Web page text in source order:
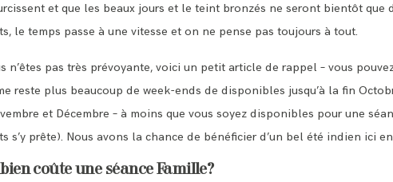
et que les beaux jours et le teint bronzés ne seront bientôt que
le temps passe à une vitesse et on ne pense pas toujours à tout.
n’êtes pas très prévoyante, voici un petit article de rappel – vous
reste plus beaucoup de week-ends de disponibles jusqu’à la fin
et Décembre – à moins que vous soyez disponibles pour une
s’y prête). Nous avons la chance de bénéficier d’un bel été indien ici
coûte une séance Famille?